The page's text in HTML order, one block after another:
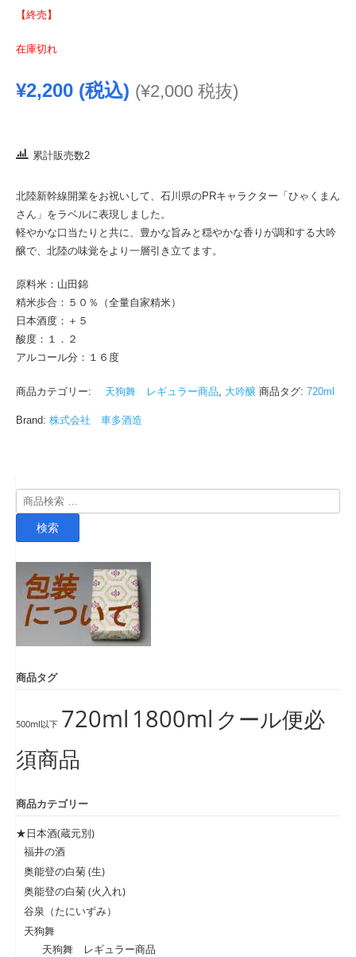
【終売】
在庫切れ
¥2,200 (税込) (¥2,000 税抜)
累計販売数2
北陸新幹線開業をお祝いして、石川県のPRキャラクター「ひゃくまん
さん」をラベルに表現しました。
軽やかな口当たりと共に、豊かな旨みと穏やかな香りが調和する大吟
醸で、北陸の味覚をより一層引き立てます。
原料米：山田錦
精米歩合：５０％（全量自家精米）
日本酒度：＋５
酸度：１．２
アルコール分：１６度
商品カテゴリー: 天狗舞 レギュラー商品 大吟醸 商品タグ: 720ml
Brand: 株式会社 車多酒造
検
索
検索
商品タグ
500ml以下 720ml 1800ml クール便必
須商品
商品カテゴリー
★日本酒(蔵元別)
福井の酒
奥能登の白菊 (生)
奥能登の白菊 (火入れ)
谷泉（たにいずみ）
天狗舞
天狗舞 レギュラー商品